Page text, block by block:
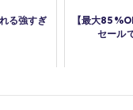
る強すぎ
【最大
セール